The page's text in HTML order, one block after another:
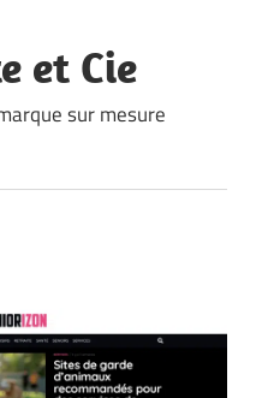
et Cie
sur mesure